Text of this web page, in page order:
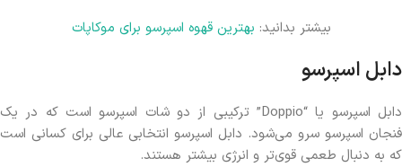
بیشتر بدانید: بهترین قهوه اسپرسو برای موکاپات
دابل اسپرسو
دابل اسپرسو یا “Doppio” ترکیبی از دو شات اسپرسو است که در یک
فنجان اسپرسو سرو می‌شود. دابل اسپرسو انتخابی عالی برای کسانی است
که به دنبال طعمی قوی‌تر و انرژی بیشتر هستند.